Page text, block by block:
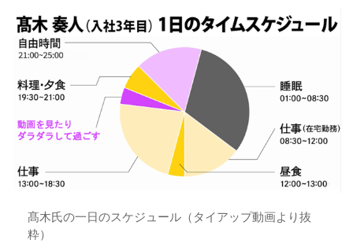
髙木氏の一日のスケジュール（タイアップ動画より抜
粋）